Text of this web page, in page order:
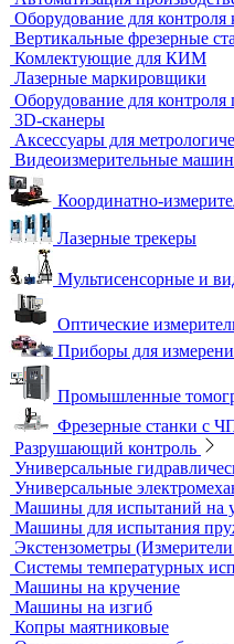
Контроль в строительстве
Виброизмерительные
Диагностика свай
Измерители
Контроль арматуры
Контроль дорог и грунтов
Контроль прочности бетона
Приборы теплового
Прочность сцепления,
Системы обследования
Электрический контроль
Дефектоскопы
Автоматизация и
Автоматизация
Оборудование для контроля
Вертикальные фрезерные
Комлектующие для КИМ
Лазерные маркировщики
Оборудование для контроля
3D-сканеры
Аксессуары для
Видеоизмерительные
Координатно-
Лазерные трекеры
Мультисенсорные и
Оптические
Приборы для